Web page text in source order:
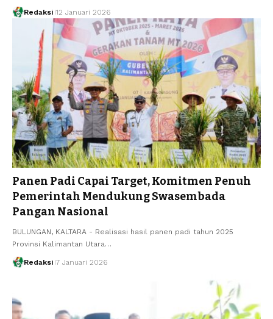
Redaksi 12 Januari 2026
Panen Padi Capai Target, Komitmen Penuh
Pemerintah Mendukung Swasembada
Pangan Nasional
BULUNGAN, KALTARA - Realisasi hasil panen padi tahun 2025
Provinsi Kalimantan Utara…
Redaksi 7 Januari 2026